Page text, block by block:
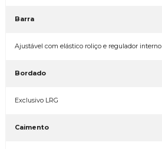
Barra
Ajustável com elástico roliço e regulador interno
Bordado
Exclusivo LRG
Caimento